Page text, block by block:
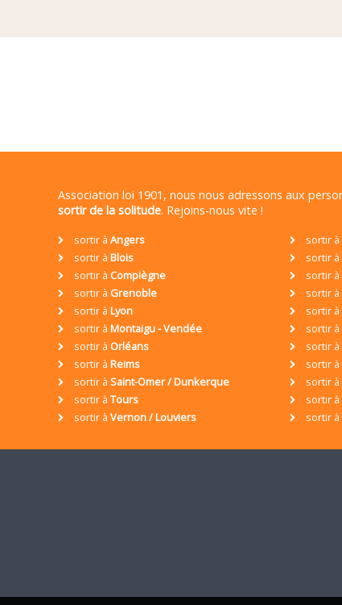
Association loi 1901, nous nous adressons aux
sortir de la solitude. Rejoins-nous vite !
sortir à Angers sortir à
sortir à Blois sortir à
sortir à Compiègne sortir à
sortir à Grenoble sortir à
sortir à Lyon sortir à
sortir à Montaigu - Vendée sortir à
sortir à Orléans sortir à
sortir à Reims sortir à
sortir à Saint-Omer / Dunkerque sortir à
sortir à Tours sortir à
sortir à Vernon / Louviers sortir à